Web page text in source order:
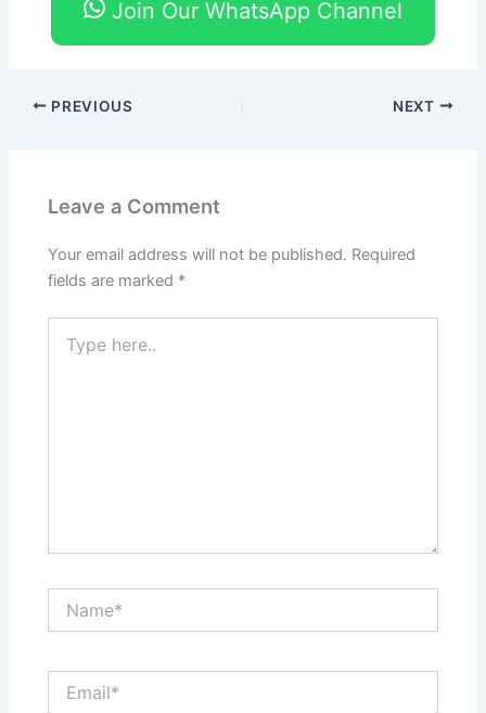
Join Our WhatsApp Channel
PREVIOUS NEXT
Leave a Comment
Your email address will not be published. Required
fields are marked *
here..